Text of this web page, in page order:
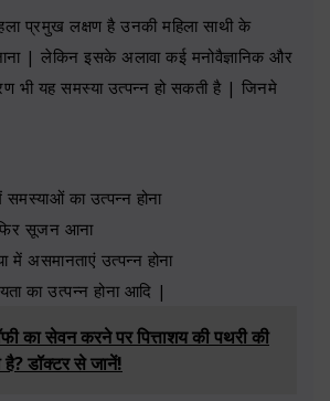
प्रमुख लक्षण है उनकी महिला साथी के
| लेकिन इसके अलावा कई मनोवैज्ञानिक और
भी यह समस्या उत्पन्न हो सकती है | जिनमे
समस्याओं का उत्पन्न होना
सूजन आना
असमानताएं उत्पन्न होना
का उत्पन्न होना आदि |
का सेवन करने पर पित्ताशय की पथरी की
है? डॉक्टर से जानें!